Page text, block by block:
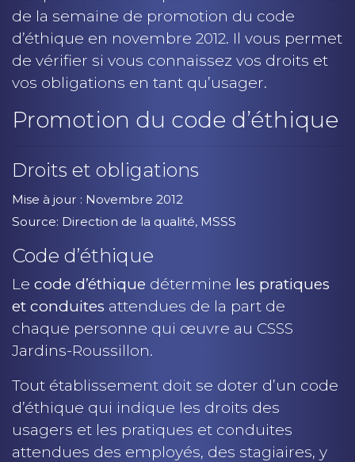
de la semaine de promotion du code
d’éthique en novembre 2012. Il vous permet
de vérifier si vous connaissez vos droits et
vos obligations en tant qu’usager.
Promotion du code d’éthique
Droits et obligations
Mise à jour : Novembre 2012
Source: Direction de la qualité, MSSS
Code d’éthique
Le code d’éthique détermine les pratiques
et conduites attendues de la part de
chaque personne qui œuvre au CSSS
Jardins-Roussillon.
Tout établissement doit se doter d’un code
d’éthique qui indique les droits des
usagers et les pratiques et conduites
attendues des employés, des stagiaires, y